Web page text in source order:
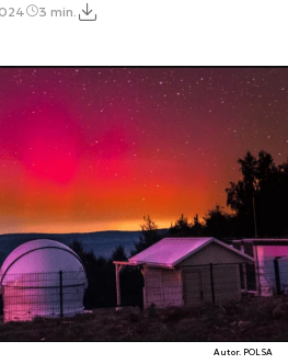
3 min.
Autor. POLSA